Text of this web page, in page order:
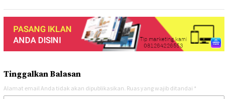
Tinggalkan Balasan
Alamat email Anda tidak akan dipublikasikan. Ruas yang wajib ditandai *